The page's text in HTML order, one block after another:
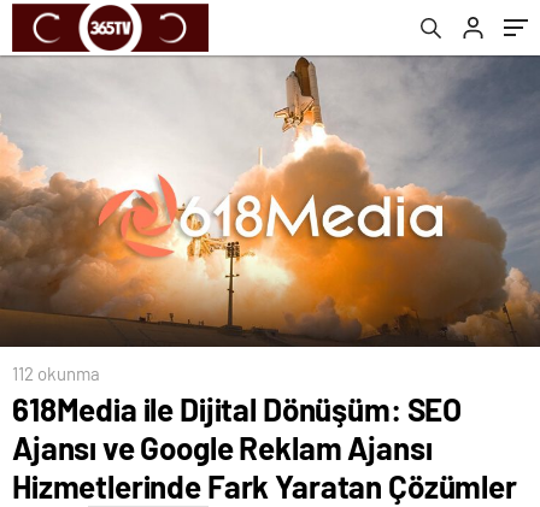
Yaratan Çözümler
112 okunma
618Media ile Dijital Dönüşüm: SEO
Ajansı ve Google Reklam Ajansı
Hizmetlerinde Fark Yaratan Çözümler